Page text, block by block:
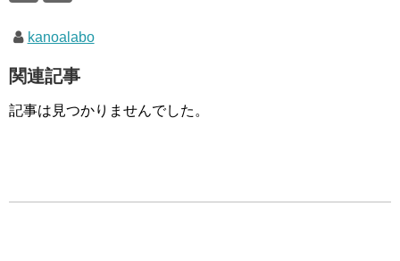
kanoalabo
関連記事
記事は見つかりませんでした。